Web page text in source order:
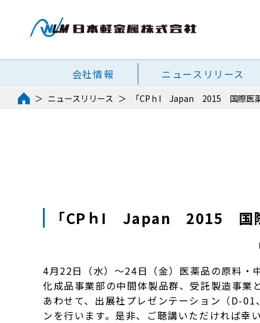
会社情報 ニュースリリース
ニュースリリース 「CPｈI Japan 2015 国際医薬
「CPｈI Japan 2015 国際
4月22日（水）～24日（金）医薬品の原料・
化成品事業部の中間体製品群、受託製造事業
あわせて、出展社プレゼンテーション（D-
ンを行います。是非、ご聴講いただければ幸い